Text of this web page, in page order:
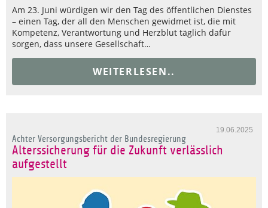
Am 23. Juni würdigen wir den Tag des öffentlichen Dienstes
– einen Tag, der all den Menschen gewidmet ist, die mit
Kompetenz, Verantwortung und Herzblut täglich dafür
sorgen, dass unsere Gesellschaft…
WEITERLESEN..
19.06.2025
Achter Versorgungsbericht der Bundesregierung
Alterssicherung für die Zukunft verlässlich
aufgestellt